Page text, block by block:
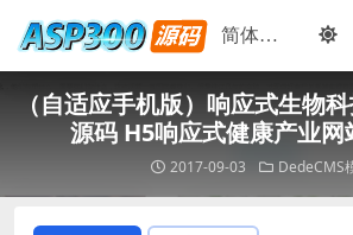
（自适应手机版）响应式生物
源码 H5响应式健康产业网
2017-09-03 DedeCMS